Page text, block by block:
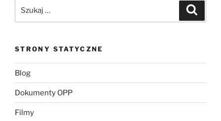
STRONY STATYCZNE
Blog
Dokumenty OPP
Filmy